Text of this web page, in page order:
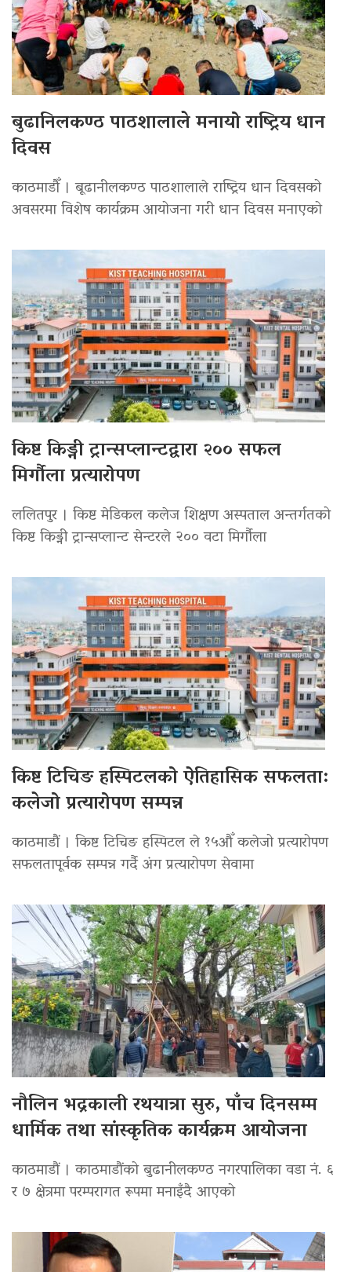
बुढानिलकण्ठ पाठशालाले मनायो राष्ट्रिय धान
दिवस
काठमाडौँ । बूढानीलकण्ठ पाठशालाले राष्ट्रिय धान दिवसको
अवसरमा विशेष कार्यक्रम आयोजना गरी धान दिवस मनाएको
किष्ट किड्नी ट्रान्सप्लान्टद्वारा २०० सफल
मिर्गौला प्रत्यारोपण
ललितपुर । किष्ट मेडिकल कलेज शिक्षण अस्पताल अन्तर्गतको
किष्ट किड्नी ट्रान्सप्लान्ट सेन्टरले २०० वटा मिर्गौला
किष्ट टिचिङ हस्पिटलको ऐतिहासिक सफलता:
कलेजो प्रत्यारोपण सम्पन्न
काठमाडौं । किष्ट टिचिङ हस्पिटल ले १५औँ कलेजो प्रत्यारोपण
सफलतापूर्वक सम्पन्न गर्दै अंग प्रत्यारोपण सेवामा
नौलिन भद्रकाली रथयात्रा सुरु, पाँच दिनसम्म
धार्मिक तथा सांस्कृतिक कार्यक्रम आयोजना
काठमाडौं । काठमाडौंको बुढानीलकण्ठ नगरपालिका वडा नं. ६
र ७ क्षेत्रमा परम्परागत रूपमा मनाइँदै आएको